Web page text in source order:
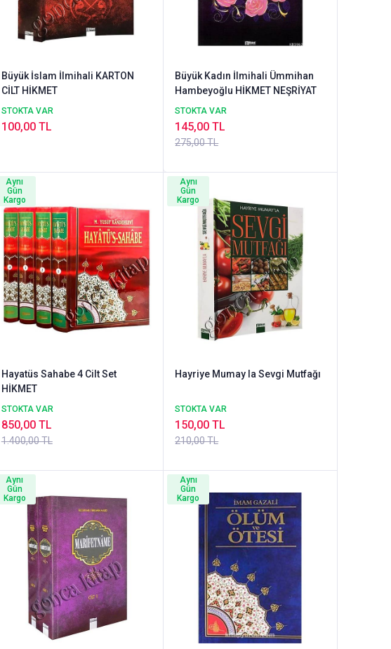
Büyük İslam İlmihali KARTON
CİLT HİKMET
STOKTA VAR
100,00 TL
Büyük Kadın İlmihali Ümmihan
Hambeyoğlu HİKMET NEŞRİYAT
STOKTA VAR
275,00 TL
145,00 TL
Hayatüs Sahabe 4 Cilt Set
HİKMET
STOKTA VAR
1.400,00 TL
850,00 TL
Aynı
Gün
Kargo
Hayriye Mumay la Sevgi Mutfağı
STOKTA VAR
210,00 TL
150,00 TL
Aynı
Gün
Kargo
Aynı
Gün
Kargo
Aynı
Gün
Kargo